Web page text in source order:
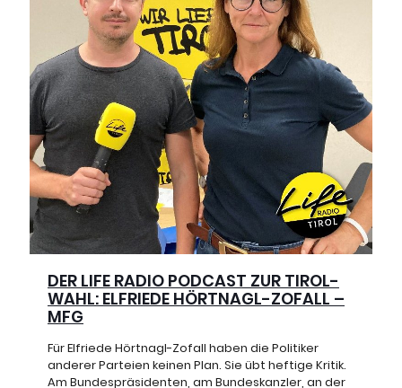
DER LIFE RADIO PODCAST ZUR TIROL-
WAHL: ELFRIEDE HÖRTNAGL-ZOFALL –
MFG
Für Elfriede Hörtnagl-Zofall haben die Politiker
anderer Parteien keinen Plan. Sie übt heftige Kritik.
Am Bundespräsidenten, am Bundeskanzler, an der